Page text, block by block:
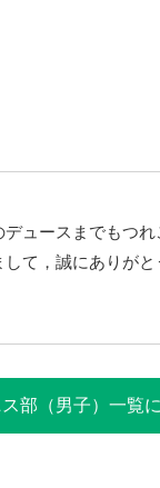
ュースまでもつ
て，誠にありがと
部（男子）一覧